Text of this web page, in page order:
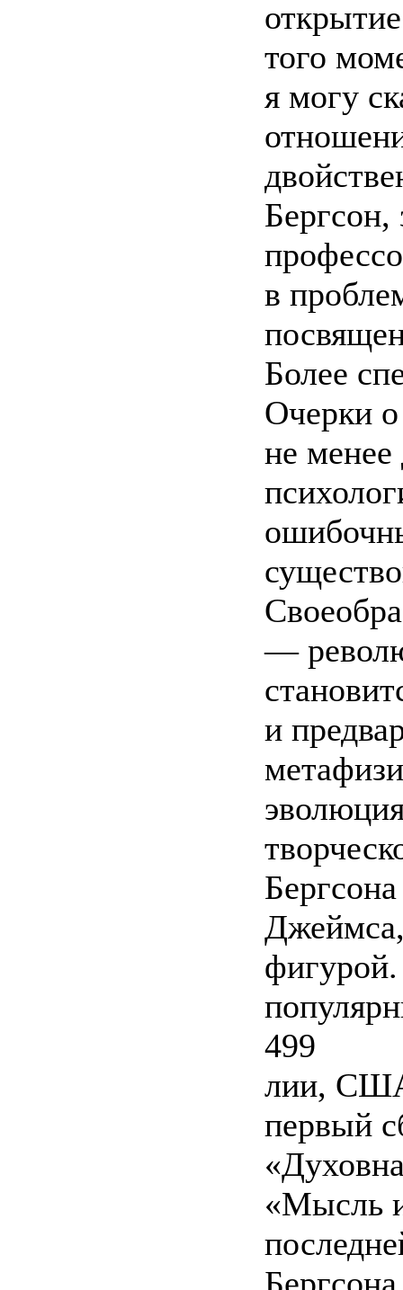
того
я могу
Бергсон,
в
Более
Очерки
не менее
—
и
499
лии,
первый
«Мысль